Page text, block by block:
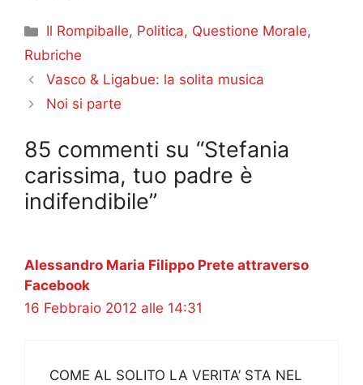
Categorie
Il Rompiballe, Politica, Questione Morale,
Rubriche
Vasco & Ligabue: la solita musica
Noi si parte
85 commenti su “Stefania
carissima, tuo padre è
indifendibile”
Alessandro Maria Filippo Prete attraverso
Facebook
16 Febbraio 2012 alle 14:31
COME AL SOLITO LA VERITA’ STA NEL